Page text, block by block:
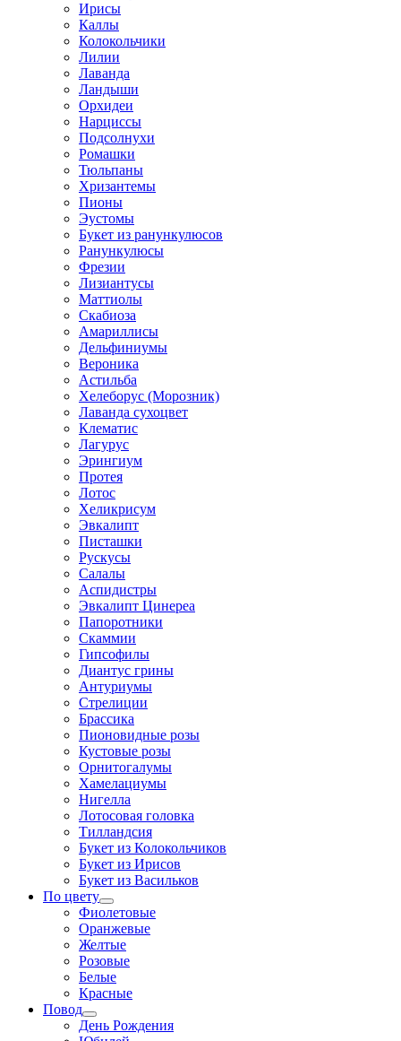
Ирисы
Каллы
Колокольчики
Лилии
Лаванда
Ландыши
Орхидеи
Нарциссы
Подсолнухи
Ромашки
Тюльпаны
Хризантемы
Пионы
Эустомы
Букет из ранункулюсов
Ранункулюсы
Фрезии
Лизиантусы
Маттиолы
Скабиоза
Амариллисы
Дельфиниумы
Вероника
Астильба
Хелеборус (Морозник)
Лаванда сухоцвет
Клематис
Лагурус
Эрингиум
Протея
Лотос
Хеликрисум
Эвкалипт
Писташки
Рускусы
Салалы
Аспидистры
Эвкалипт Цинереа
Папоротники
Скаммии
Гипсофилы
Диантус грины
Антуриумы
Стрелиции
Брассика
Пионовидные розы
Кустовые розы
Орнитогалумы
Хамелациумы
Нигелла
Лотосовая головка
Тилландсия
Букет из Колокольчиков
Букет из Ирисов
Букет из Васильков
По цвету
Фиолетовые
Оранжевые
Желтые
Розовые
Белые
Красные
Повод
День Рождения